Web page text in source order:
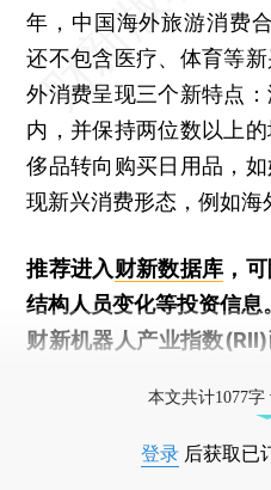
年，中国海外旅游消费
还不包含医疗、体育等
外消费呈现三个新特点
内，并保持两位数以上
侈品转向购买日用品，
现新兴消费形态，例如海
推荐进入财新数据库 ，
结构人员变化等投资信息。
财新机器人产业指数(RII)
本文共计1077
登录 后获取已